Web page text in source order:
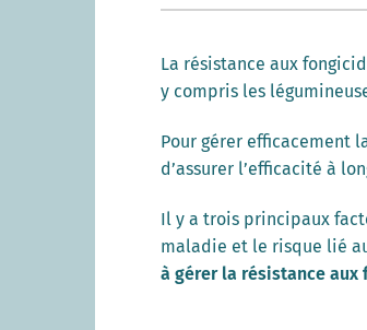
La résistance aux
y compris les
Pour gérer efficacement
d’assurer l’efficacité à
Il y a trois principaux
maladie et le risque lié
à gérer la résistance